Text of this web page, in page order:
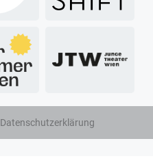
Datenschutzerklärung